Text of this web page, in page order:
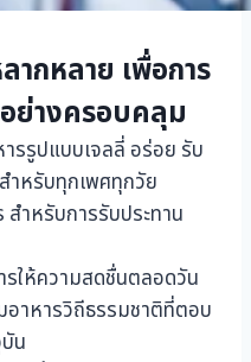
กหลาย เพื่อการ
ย่างครอบคลุม
รรูปแบบเจลลี่ อร่อย รับ
สำหรับทุกเพศทุกวัย
ำหรับการรับประทาน
ให้ความสดชื่นตลอดวัน
าหารวิถีธรรมชาติที่ตอบ
น